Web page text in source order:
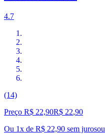
4.7
(14)
Preço R$ 22,90R$ 22,90
Ou 1x de R$ 22,90 sem jurosou